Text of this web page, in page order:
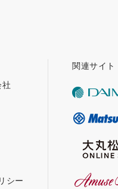
シー
関連サイト